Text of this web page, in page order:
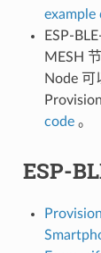
example
ESP-
MESH
Node 可
code 。
ESP-